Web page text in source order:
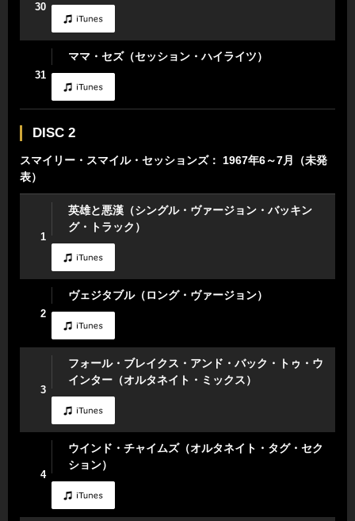
30
31
ママ・セズ（セッション・ハイライツ）
DISC 2
スマイリー・スマイル・セッションズ： 1967年6～7月（未発
表）
1
英雄と悪漢（シングル・ヴァージョン・バッキン
グ・トラック）
2
ヴェジタブル（ロング・ヴァージョン）
3
フォール・ブレイクス・アンド・バック・トゥ・ウ
インター（オルタネイト・ミックス）
4
ウインド・チャイムズ（オルタネイト・タグ・セク
ション）